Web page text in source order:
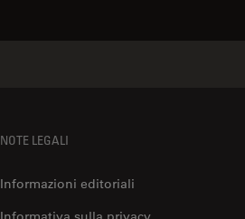
NOTE LEGALI
Informazioni editoriali